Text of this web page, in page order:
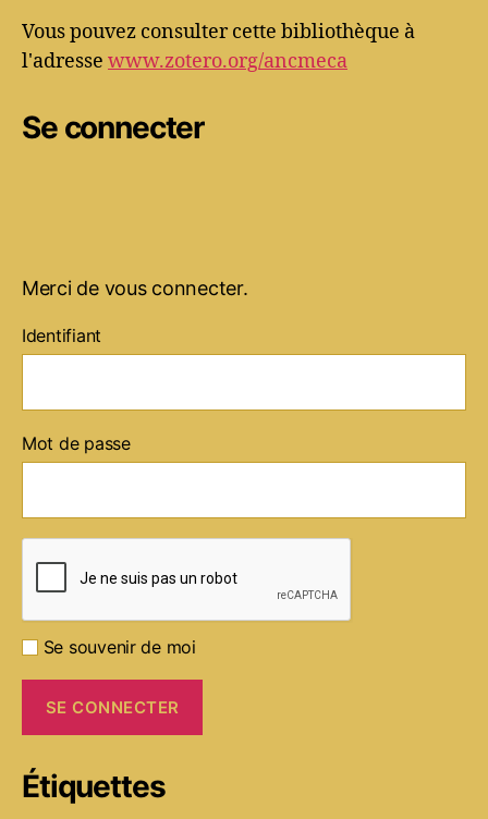
Vous pouvez consulter cette bibliothèque à
l'adresse www.zotero.org/ancmeca
Se connecter
Merci de vous connecter.
Identifiant
Mot de passe
Se souvenir de moi
Étiquettes